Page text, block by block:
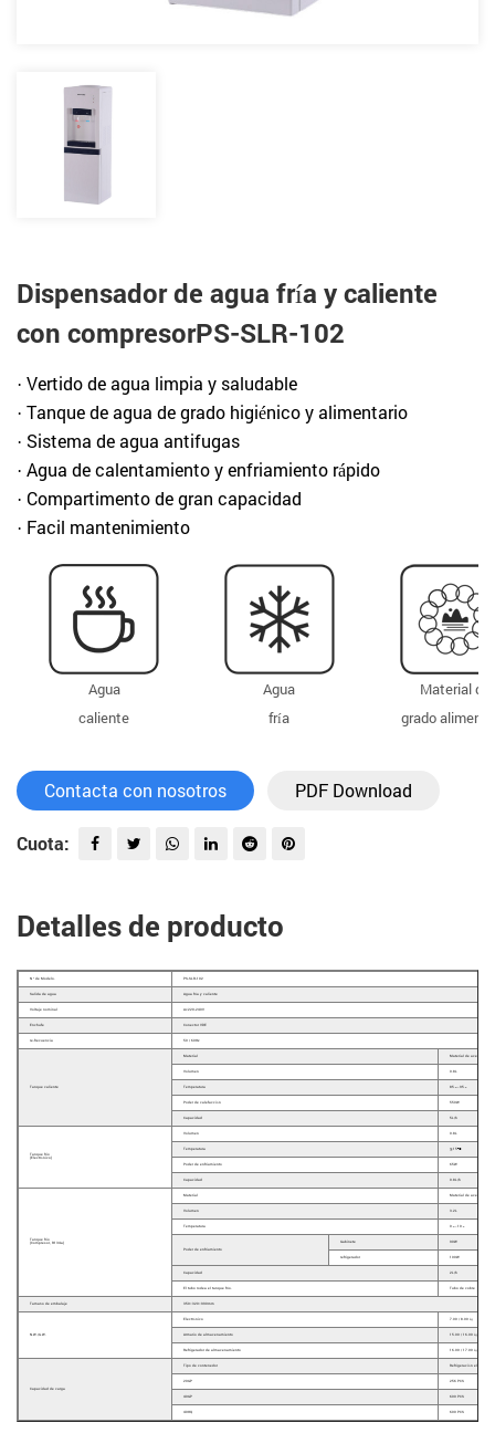
Dispensador de agua fría y caliente
con compresorPS-SLR-102
· Vertido de agua limpia y saludable
· Tanque de agua de grado higiénico y alimentario
· Sistema de agua antifugas
· Agua de calentamiento y enfriamiento rápido
· Compartimento de gran capacidad
· Facil mantenimiento
Agua
caliente
Agua
fría
Material de
grado
Contacta con nosotros PDF Download
Cuota:
Detalles de producto
N º de Modelo. PS-SLR-102
Salida de agua Agua fría y caliente
Voltaje nominal Ac220-240V
Enchufe Conector VDE
re-frecuencia 50 / 60Hz
Tanque caliente
Material Material de acero
Volumen 0.8L
Temperatura 85℃～95℃
Poder de calefacción 550W
Capacidad 5L/h
Tanque frio
(Electrónico)
Volumen 0.8L
Temperatura ≦15℃
Poder de enfriamiento 65W
Capacidad 0.8L/h
Tanque frio
(Compresor, R134a)
Material Material de acero
Volumen 3.2L
Temperatura 0℃～10℃
Poder de enfriamiento
Gabinete 90W
refrigerador 100W
Capacidad 2L/h
El tubo rodea el tanque frío. Tubo de cobre
Tamaño de embalaje 350×320×990mm
N.W./G.W.
Electrónico 7.00 / 8.00 ㎏
Armario de almacenamiento 15.00 / 16.00 ㎏
Refrigerador de almacenamiento 16.00 / 17.00 ㎏
Capacidad de carga
Tipo de contenedor Refrigeración electrónica
20GP 256 PCS
40GP 600 PCS
40HQ 600 PCS